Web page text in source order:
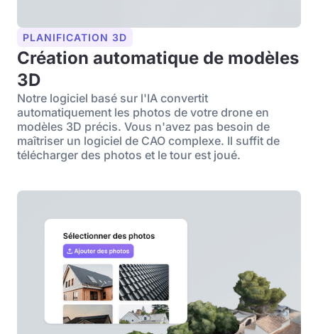
PLANIFICATION 3D
Création automatique de modèles
3D
Notre logiciel basé sur l'IA convertit
automatiquement les photos de votre drone en
modèles 3D précis. Vous n'avez pas besoin de
maîtriser un logiciel de CAO complexe. Il suffit de
télécharger des photos et le tour est joué.